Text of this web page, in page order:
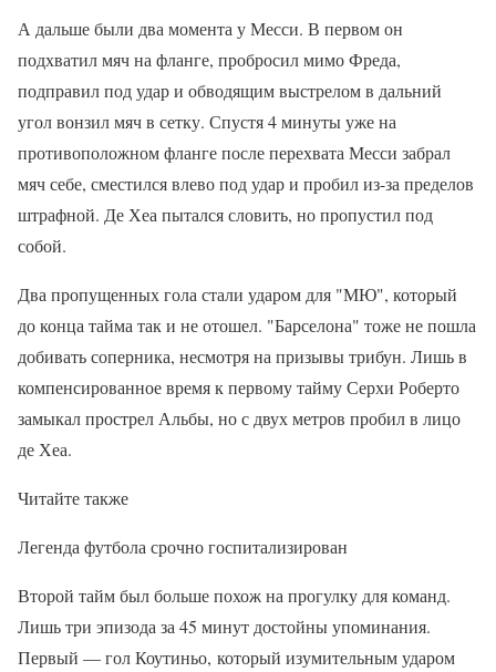
А дальше были два момента у Месси. В первом он
подхватил мяч на фланге, пробросил мимо Фреда,
подправил под удар и обводящим выстрелом в дальний
угол вонзил мяч в сетку. Спустя 4 минуты уже на
противоположном фланге после перехвата Месси забрал
мяч себе, сместился влево под удар и пробил из-за пределов
штрафной. Де Хеа пытался словить, но пропустил под
собой.
Два пропущенных гола стали ударом для "МЮ", который
до конца тайма так и не отошел. "Барселона" тоже не пошла
добивать соперника, несмотря на призывы трибун. Лишь в
компенсированное время к первому тайму Серхи Роберто
замыкал прострел Альбы, но с двух метров пробил в лицо
де Хеа.
Читайте также
Легенда футбола срочно госпитализирован
Второй тайм был больше похож на прогулку для команд.
Лишь три эпизода за 45 минут достойны упоминания.
Первый — гол Коутиньо, который изумительным ударом